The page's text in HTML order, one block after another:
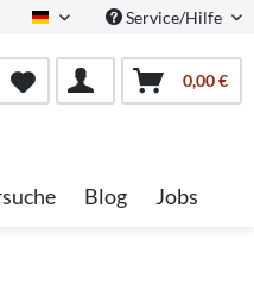
German Service/Hilfe
0,00 €
Blog Jobs